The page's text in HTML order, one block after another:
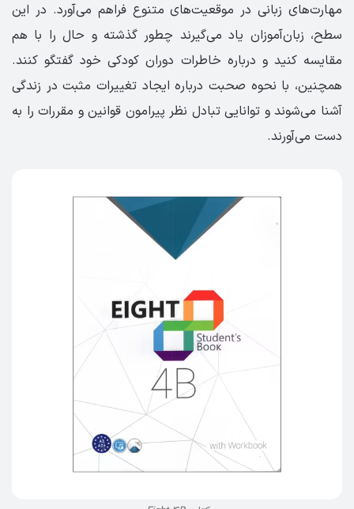
مهارت‌های زبانی در موقعیت‌های متنوع فراهم می‌آورد. در این
سطح، زبان‌آموزان یاد می‌گیرند چطور گذشته و حال را با هم
مقایسه کنید و درباره خاطرات دوران کودکی خود گفتگو کنند.
همچنین، با نحوه صحبت درباره ایجاد تغییرات مثبت در زندگی
آشنا می‌شوند و توانایی تبادل نظر پیرامون قوانین و مقررات را به
دست می‌آورند.